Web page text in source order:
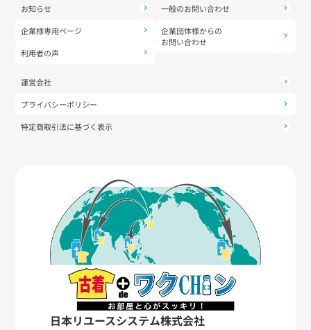
お知らせ
企業様専用ページ
利用者の声
一般のお問い合わせ
企業団体様からの
お問い合わせ
運営会社
プライバシーポリシー
特定商取引法に基づく表示
日本リユースシステム株式会社